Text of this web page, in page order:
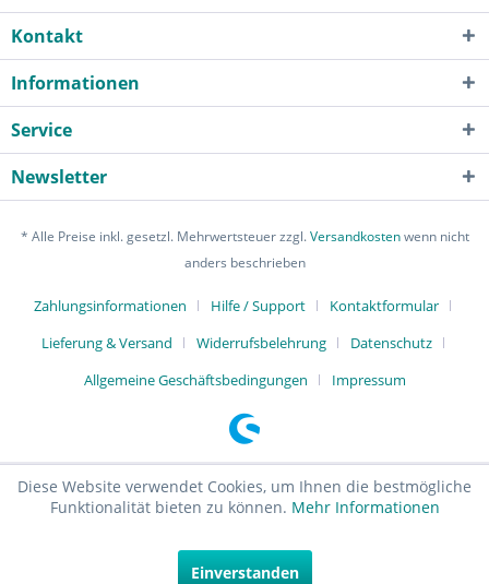
Kontakt
Informationen
Service
Newsletter
* Alle Preise inkl. gesetzl. Mehrwertsteuer zzgl.Versandkostenwenn nicht
anders beschrieben
Zahlungsinformationen Hilfe / Support
Kontaktformular
Lieferung & Versand
Widerrufsbelehrung
Datenschutz
Allgemeine Geschäftsbedingungen
Impressum
Diese Website verwendet Cookies, um Ihnen die bestmögliche
Funktionalität bieten zu können. Mehr Informationen
Einverstanden